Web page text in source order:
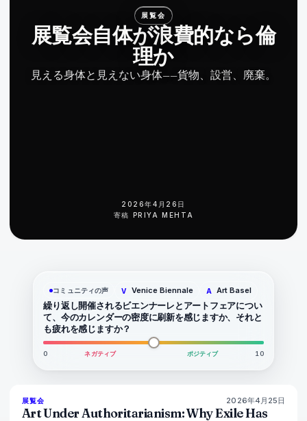
展覧会
展覧会自体が浪費的なら倫
理か
見える身体と見えない身体——貨物、設営、廃棄。
2026年4月26日
寄稿
PRIYA MEHTA
コミュニティの声 V Venice Biennale A Art Basel
繰り返し開催されるビエンナーレとアートフェアについ
て、今のカレンダーの密度に刷新を感じますか、それと
も疲れを感じますか？
0 ネガティブ ポジティブ 10
77% 64
展覧会 2026年4月25日
Art Under Authoritarianism: Why Exile Has